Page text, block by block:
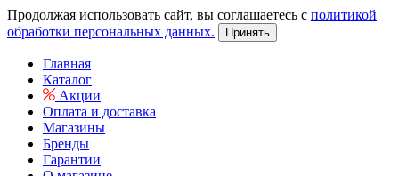
Продолжая использовать сайт, вы соглашаетесь с политикой
обработки персональных данных.
Принять
Главная
Каталог
Акции
Оплата и доставка
Магазины
Бренды
Гарантии